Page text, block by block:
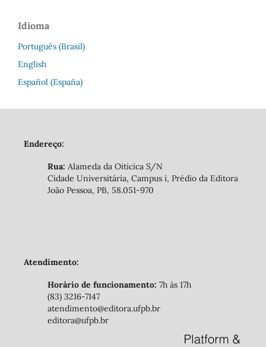
Idioma
Português (Brasil)
English
Español (España)
Endereço:
Rua: Alameda da Oiticica S/N
Cidade Universitária, Campus i, Prédio da Editora
João Pessoa, PB, 58.051-970
Atendimento:
Horário de funcionamento: 7h às 17h
(83) 3216-7147
atendimento@editora.ufpb.br
editora@ufpb.br